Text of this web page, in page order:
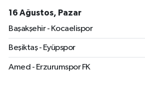
16 Ağustos, Pazar
Başakşehir - Kocaelispor
Beşiktaş - Eyüpspor
Amed - Erzurumspor FK